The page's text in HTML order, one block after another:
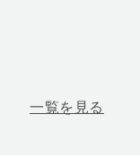
一覧を見る